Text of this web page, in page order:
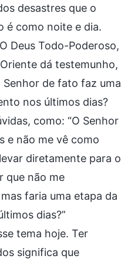
desastres que o
é como noite e dia.
Deus Todo-Poderoso,
dá testemunho,
de fato faz uma
nos últimos dias?
como: “O Senhor
e não me vê como
diretamente para o
que não me
faria uma etapa da
dias?”
tema hoje. Ter
significa que